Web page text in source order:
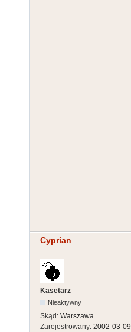
Cyprian
Kasetarz
Nieaktywny
Skąd: Warszawa
Zarejestrowany: 2002-03-09